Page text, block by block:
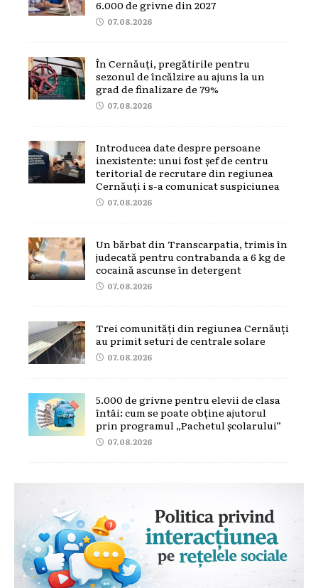
6.000 de grivne din 2027
07.08.2026
În Cernăuți, pregătirile pentru
sezonul de încălzire au ajuns la un
grad de finalizare de 79%
07.08.2026
Introducea date despre persoane
inexistente: unui fost șef de centru
teritorial de recrutare din regiunea
Cernăuți i s-a comunicat suspiciunea
07.08.2026
Un bărbat din Transcarpatia, trimis în
judecată pentru contrabanda a 6 kg de
cocaină ascunse în detergent
07.08.2026
Trei comunități din regiunea Cernăuți
au primit seturi de centrale solare
07.08.2026
5.000 de grivne pentru elevii de clasa
întâi: cum se poate obține ajutorul
prin programul „Pachetul școlarului”
07.08.2026